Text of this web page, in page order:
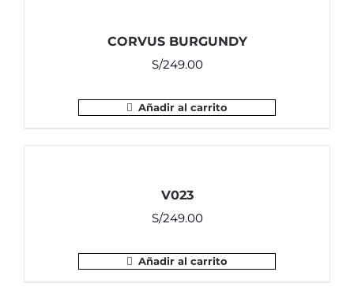
CORVUS BURGUNDY
S/249.00
Añadir al carrito
V023
S/249.00
Añadir al carrito